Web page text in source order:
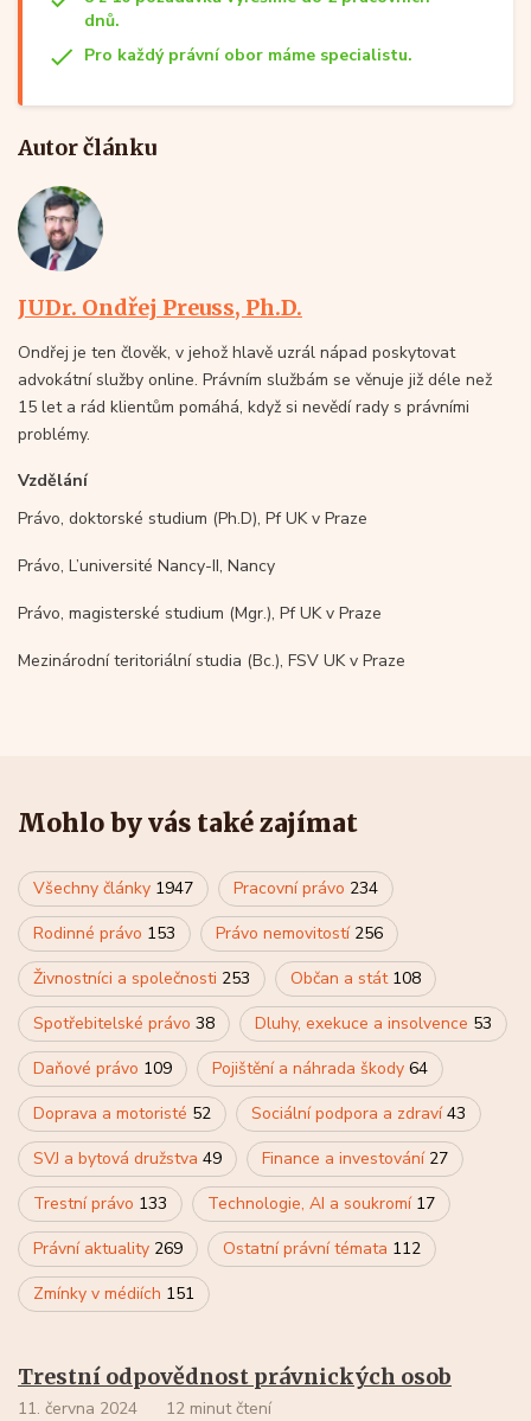
dnů.
Pro každý právní obor máme specialistu.
Autor článku
JUDr. Ondřej Preuss, Ph.D.
Ondřej je ten člověk, v jehož hlavě uzrál nápad poskytovat
advokátní služby online. Právním službám se věnuje již déle než
15 let a rád klientům pomáhá, když si nevědí rady s právními
problémy.
Vzdělání
Právo, doktorské studium (Ph.D), Pf UK v Praze
Právo, L’université Nancy-II, Nancy
Právo, magisterské studium (Mgr.), Pf UK v Praze
Mezinárodní teritoriální studia (Bc.), FSV UK v Praze
Mohlo by vás také zajímat
Všechny články 1947 Pracovní právo 234
Rodinné právo 153 Právo nemovitostí 256
Živnostníci a společnosti 253 Občan a stát 108
Spotřebitelské právo 38 Dluhy, exekuce a insolvence 53
Daňové právo 109 Pojištění a náhrada škody 64
Doprava a motoristé 52 Sociální podpora a zdraví43
SVJ a bytová družstva 49 Finance a investování 27
Trestní právo 133 Technologie, AI a soukromí 17
Právní aktuality 269 Ostatní právní témata 112
Zmínky v médiích 151
Trestní odpovědnost právnických osob
11. června 2024 12 minut čtení